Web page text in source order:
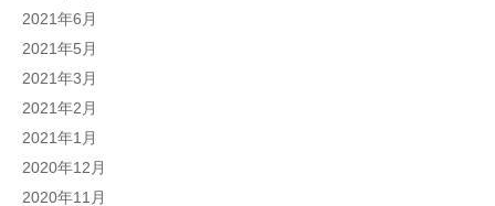
2021年6月
2021年5月
2021年3月
2021年2月
2021年1月
2020年12月
2020年11月